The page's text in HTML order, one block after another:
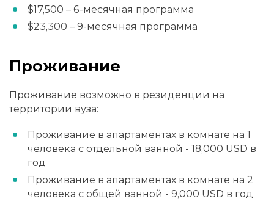
$17,500 – 6-месячная программа
$23,300 – 9-месячная программа
Проживание
Проживание возможно в резиденции на
территории вуза:
Проживание в апартаментах в комнате на 1
человека с отдельной ванной - 18,000 USD в
год
Проживание в апартаментах в комнате на 2
человека с общей ванной - 9,000 USD в год